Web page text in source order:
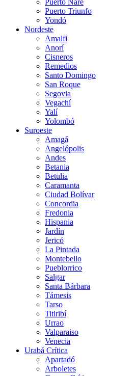
Puerto Triunfo
Yondó
Nordeste
Amalfi
Anorí
Cisneros
Remedios
Santo Domingo
San Roque
Segovia
Vegachí
Yalí
Yolombó
Suroeste
Amagá
Angelópolis
Andes
Betania
Betulia
Caramanta
Ciudad Bolívar
Concordia
Fredonia
Hispania
Jardín
Jericó
La Pintada
Montebello
Pueblorrico
Salgar
Santa Bárbara
Támesis
Tarso
Titiribí
Urrao
Valparaiso
Venecia
Urabá Crítica
Apartadó
Arboletes